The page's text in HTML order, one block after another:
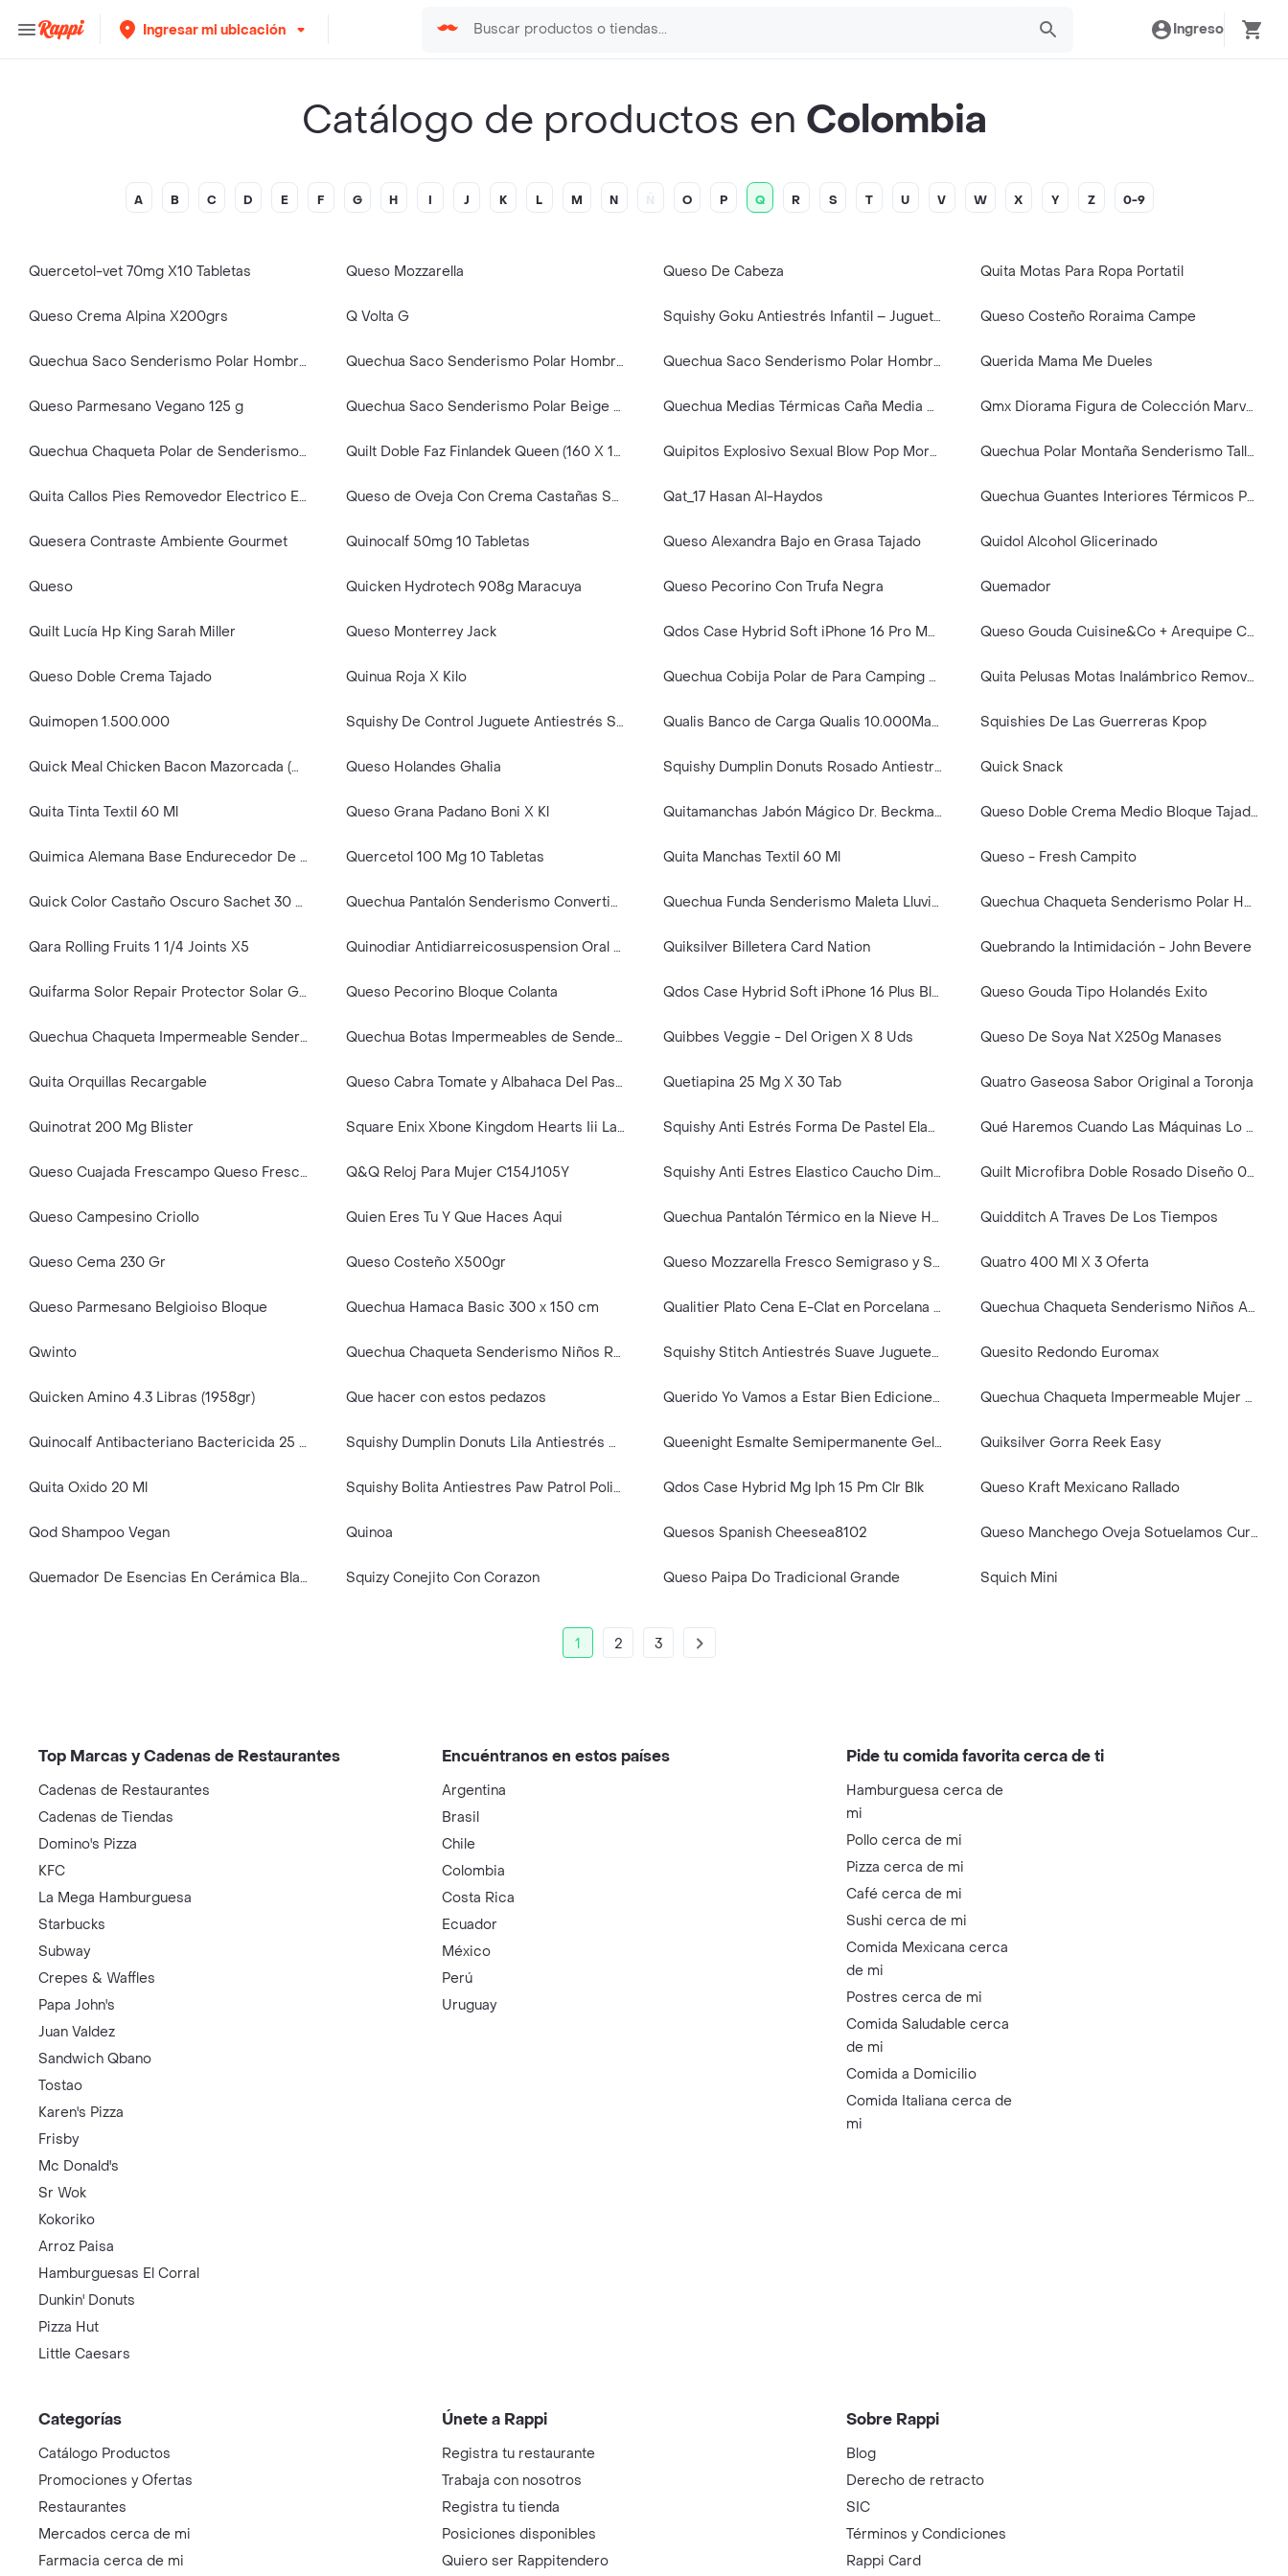
Ingresar mi ubicación Ingreso
Catálogo de productos en Colombia
A B C D E F G H I J K L M N Ñ O P Q R S T U V W X Y Z 0-9
Quercetol-vet 70mg X10 Tabletas Queso Mozzarella Queso De Cabeza Quita Motas Para Ropa Portatil
Queso Crema Alpina X200grs Q Volta G Squishy Goku Antiestrés Infantil – Juguete Apretable Ultra Suave Queso Costeño Roraima Campe
Quechua Saco Senderismo Polar Hombre Beige 2XL MH100 Quechua Saco Senderismo Polar Hombre Café XL Mh500 Quechua Saco Senderismo Polar Hombre Verde 2XL Mh500 Querida Mama Me Dueles
Queso Parmesano Vegano 125 g Quechua Saco Senderismo Polar Beige Azul 103-112 cm 4-5A MH500 Quechua Medias Térmicas Caña Media Para Adulto Gris Talla 39-42 Qmx Diorama Figura de Colección Marvel Spider Ham
Quechua Chaqueta Polar de Senderismo Para Niños Talla 11A Quilt Doble Faz Finlandek Queen (160 X 190 Cm) Poliéster Verde Quipitos Explosivo Sexual Blow Pop Mora Azul Sexo Oral Pene Vagina Anal Quechua Polar Montaña Senderismo Talla Mh100 2XL
Quita Callos Pies Removedor Electrico Elimina Aspira Queso de Oveja Con Crema Castañas Spanish Cheese Marca Exclusiva Qat_17 Hasan Al-Haydos Quechua Guantes Interiores Térmicos Polares Para Adulto Talla XS
Quesera Contraste Ambiente Gourmet Quinocalf 50mg 10 Tabletas Queso Alexandra Bajo en Grasa Tajado Quidol Alcohol Glicerinado
Queso Quicken Hydrotech 908g Maracuya Queso Pecorino Con Trufa Negra Quemador
Quilt Lucía Hp King Sarah Miller Queso Monterrey Jack Qdos Case Hybrid Soft iPhone 16 Pro Max Black Queso Gouda Cuisine&Co + Arequipe Colácteos
Queso Doble Crema Tajado Quinua Roja X Kilo Quechua Cobija Polar de Para Camping Negro 1.5 m Quita Pelusas Motas Inalámbrico Removedor De Pelusas Color Aleatorio
Quimopen 1.500.000 Squishy De Control Juguete Antiestrés Squeeze Muñequito Qualis Banco de Carga Qualis 10.000Mah Reales Squishies De Las Guerreras Kpop
Quick Meal Chicken Bacon Mazorcada (Congelado) Queso Holandes Ghalia Squishy Dumplin Donuts Rosado Antiestrés Suave Para Apretar Quick Snack
Quita Tinta Textil 60 Ml Queso Grana Padano Boni X Kl Quitamanchas Jabón Mágico Dr. Beckmann Queso Doble Crema Medio Bloque Tajado Villa Aurora 1250grs
Quimica Alemana Base Endurecedor De Uñas (0riginal) Quercetol 100 Mg 10 Tabletas Quita Manchas Textil 60 Ml Queso - Fresh Campito
Quick Color Castaño Oscuro Sachet 30 Ml - Belotti Quechua Pantalón Senderismo Convertible XL / W37 L34 MH500 Quechua Funda Senderismo Maleta Lluvia 10/20 L Quechua Chaqueta Senderismo Polar Hombre Beige S MH500
Qara Rolling Fruits 1 1/4 Joints X5 Quinodiar Antidiarreicosuspension Oral Frasco X 30 Ml Quiksilver Billetera Card Nation Quebrando la Intimidación - John Bevere
Quifarma Solor Repair Protector Solar Gel Spf 50+ X 60 Gr Queso Pecorino Bloque Colanta Qdos Case Hybrid Soft iPhone 16 Plus Black Queso Gouda Tipo Holandés Exito
Quechua Chaqueta Impermeable Senderismo Cierre Completo T. XXXL Quechua Botas Impermeables de Senderismo Mujer Azul Talla 37 Quibbes Veggie - Del Origen X 8 Uds Queso De Soya Nat X250g Manases
Quita Orquillas Recargable Queso Cabra Tomate y Albahaca Del Pastor Quetiapina 25 Mg X 30 Tab Quatro Gaseosa Sabor Original a Toronja
Quinotrat 200 Mg Blister Square Enix Xbone Kingdom Hearts Iii Latam Squishy Anti Estrés Forma De Pastel Elastico Caucho Dim:6x6x3 Qué Haremos Cuando Las Máquinas Lo Hagan Todo - Malcolm Frank
Queso Cuajada Frescampo Queso Fresco Semiblando Semigraso (400 Gr) Q&Q Reloj Para Mujer C154J105Y Squishy Anti Estres Elastico Caucho Dim:6cm Quilt Microfibra Doble Rosado Diseño 0001 Casaideas
Queso Campesino Criollo Quien Eres Tu Y Que Haces Aqui Quechua Pantalón Térmico en la Nieve Hombre Gris 44 sh100 Quidditch A Traves De Los Tiempos
Queso Cema 230 Gr Queso Costeño X500gr Queso Mozzarella Fresco Semigraso y Semiduro Pera Quatro 400 Ml X 3 Oferta
Queso Parmesano Belgioiso Bloque Quechua Hamaca Basic 300 x 150 cm Qualitier Plato Cena E-Clat en Porcelana Blanco 34 cm IP3321 Quechua Chaqueta Senderismo Niños Azul 161-172 cm 14-15A MH100
Qwinto Quechua Chaqueta Senderismo Niños Rosado 141-150 cm 10-11A MH100 Squishy Stitch Antiestrés Suave Juguete Sensorial Apretable Quesito Redondo Euromax
Quicken Amino 4.3 Libras (1958gr) Que hacer con estos pedazos Querido Yo Vamos a Estar Bien Ediciones Deja Vu Quechua Chaqueta Impermeable Mujer Raincut Azul Talla S/M
Quinocalf Antibacteriano Bactericida 25 Mg 10 Tabletas Squishy Dumplin Donuts Lila Antiestrés Suave Para Apretar Queenight Esmalte Semipermanente Gel Polish N.174 X 11ml Quiksilver Gorra Reek Easy
Quita Oxido 20 Ml Squishy Bolita Antiestres Paw Patrol Policia Canino Skye 20cm Qdos Case Hybrid Mg Iph 15 Pm Clr Blk Queso Kraft Mexicano Rallado
Qod Shampoo Vegan Quinoa Quesos Spanish Cheesea8102 Queso Manchego Oveja Sotuelamos Cur 150G
Quemador De Esencias En Cerámica Blanco Elegante + Cera Aromática Frutal | Set Decorativo Y Relajante Squizy Conejito Con Corazon Queso Paipa Do Tradicional Grande Squich Mini
1 2 3
Top Marcas y Cadenas de Restaurantes
Cadenas de Restaurantes
Cadenas de Tiendas
Domino's Pizza
KFC
La Mega Hamburguesa
Starbucks
Subway
Crepes & Waffles
Papa John's
Juan Valdez
Sandwich Qbano
Tostao
Karen's Pizza
Frisby
Mc Donald's
Sr Wok
Kokoriko
Arroz Paisa
Hamburguesas El Corral
Dunkin' Donuts
Pizza Hut
Little Caesars
Encuéntranos en estos países
Argentina
Brasil
Chile
Colombia
Costa Rica
Ecuador
México
Perú
Uruguay
Pide tu comida favorita cerca de ti
Hamburguesa cerca de
mi
Pollo cerca de mi
Pizza cerca de mi
Café cerca de mi
Sushi cerca de mi
Comida Mexicana cerca
de mi
Postres cerca de mi
Comida Saludable cerca
de mi
Comida a Domicilio
Comida Italiana cerca de
mi
Categorías
Catálogo Productos
Promociones y Ofertas
Restaurantes
Mercados cerca de mi
Farmacia cerca de mi
Únete a Rappi
Registra tu restaurante
Trabaja con nosotros
Registra tu tienda
Posiciones disponibles
Quiero ser Rappitendero
Sobre Rappi
Blog
Derecho de retracto
SIC
Términos y Condiciones
Rappi Card